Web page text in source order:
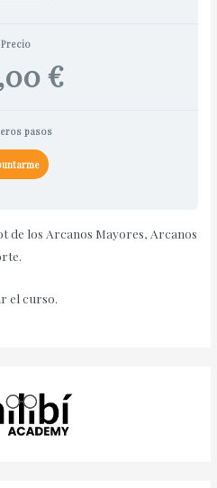
Precio
€
pasos
los Arcanos Mayores, Arcanos
el curso.